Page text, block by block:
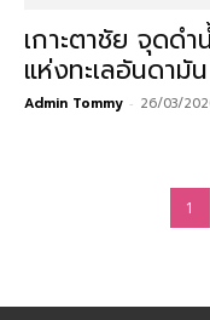
เกาะตาชัย จุดด
แห่งทะเลอันดามัน
Admin Tommy - 26/03/
1